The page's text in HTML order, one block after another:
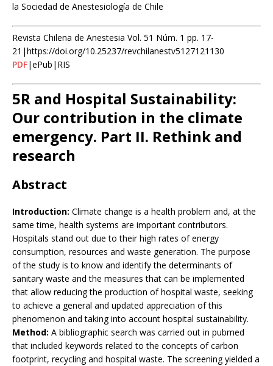
la Sociedad de Anestesiología de Chile
Revista Chilena de Anestesia Vol. 51 Núm. 1 pp. 17-
21|https://doi.org/10.25237/revchilanestv5127121130
PDF|ePub|RIS
5R and Hospital Sustainability:
Our contribution in the climate
emergency. Part II. Rethink and
research
Abstract
Introduction: Climate change is a health problem and, at the
same time, health systems are important contributors.
Hospitals stand out due to their high rates of energy
consumption, resources and waste generation. The purpose
of the study is to know and identify the determinants of
sanitary waste and the measures that can be implemented
that allow reducing the production of hospital waste, seeking
to achieve a general and updated appreciation of this
phenomenon and taking into account hospital sustainability.
Method: A bibliographic search was carried out in pubmed
that included keywords related to the concepts of carbon
footprint, recycling and hospital waste. The screening yielded a